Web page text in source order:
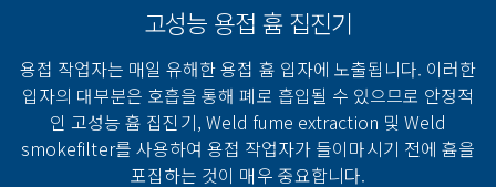
고성능 용접 흄 집진기
용접 작업자는 매일 유해한 용접 흄 입자에 노출됩니다. 이러한
입자의 대부분은 호흡을 통해 폐로 흡입될 수 있으므로 안정적
인 고성능 흄 집진기, Weld fume extraction 및 Weld
smokefilter를 사용하여 용접 작업자가 들이마시기 전에 흄을
포집하는 것이 매우 중요합니다.​